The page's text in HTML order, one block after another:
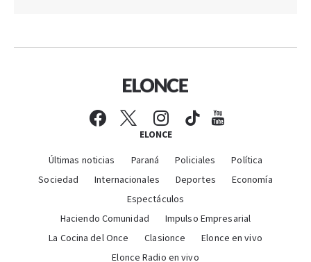
ELONCE
Últimas noticias Paraná Policiales
Política
Sociedad
Internacionales Deportes
Economía
Espectáculos
Haciendo Comunidad
Impulso Empresarial
La Cocina del Once
Clasionce
Elonce en vivo
Elonce Radio en vivo